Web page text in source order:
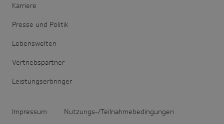
Karriere
Presse und Politik
Lebenswelten
Vertriebspartner
Leistungserbringer
Impressum Nutzungs-/Teilnahmebedingungen